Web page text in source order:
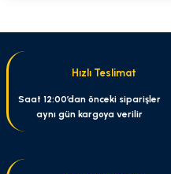
Görüş ve önerileriniz için
Ürün resmi kalitesiz, bozuk
Ürün açıklamasında eksik
Ürün fiyatı diğer sitelerden
Hızlı Teslimat
Saat 12:00’dan önceki siparişler
aynı gün kargoya verilir